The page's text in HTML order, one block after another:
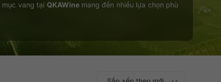
mục vang tại QKAWinemang đến nhiều lựa chọn phù